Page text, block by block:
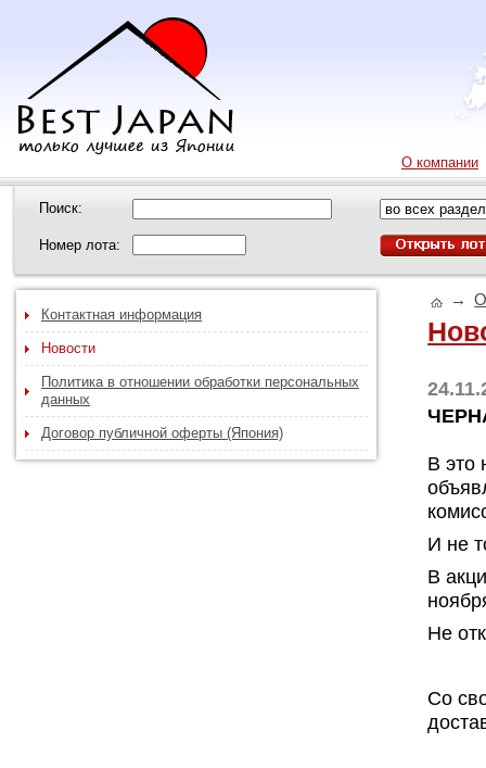
О компании
Поиск:
Номер лота:
Контактная информация
Новости
Политика в отношении обработки персональных
данных
Договор публичной оферты (Япония)
→
В это
И не
В
Не
Со